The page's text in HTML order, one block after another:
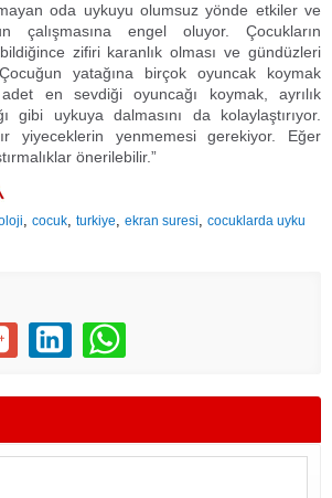
oda uykuyu olumsuz yönde etkiler ve
çalışmasına engel oluyor. Çocukların
zifiri karanlık olması ve gündüzleri
yatağına birçok oyuncak koymak
en sevdiği oyuncağı koymak, ayrılık
gibi uykuya dalmasını da kolaylaştırıyor.
yiyeceklerin yenmemesi gerekiyor. Eğer
önerilebilir.”
,cocuk,turkiye,ekran suresi,cocuklarda uyku